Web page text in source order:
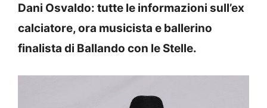
Dani Osvaldo: tutte le informazioni sull’ex
calciatore, ora musicista e ballerino
finalista di Ballando con le Stelle.